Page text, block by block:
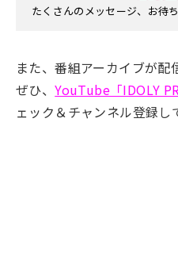
たくさんのメッセージ、お待
また、番組アーカイブが配
ぜひ、YouTube「IDOLY
ェック＆チャンネル登録し